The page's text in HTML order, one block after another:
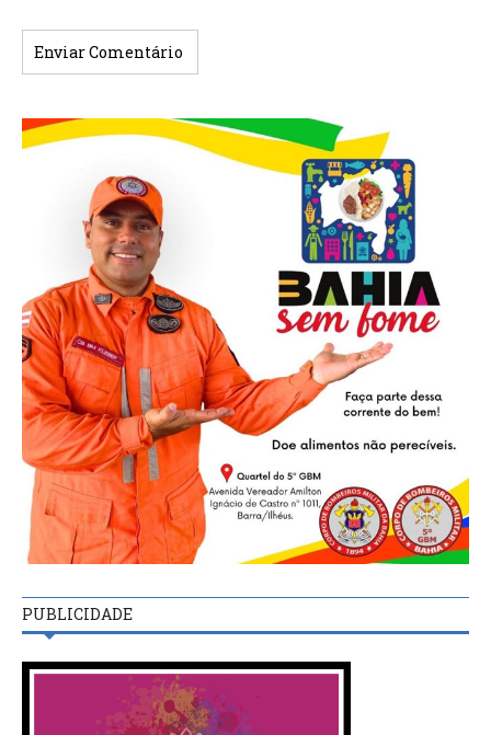
PUBLICIDADE